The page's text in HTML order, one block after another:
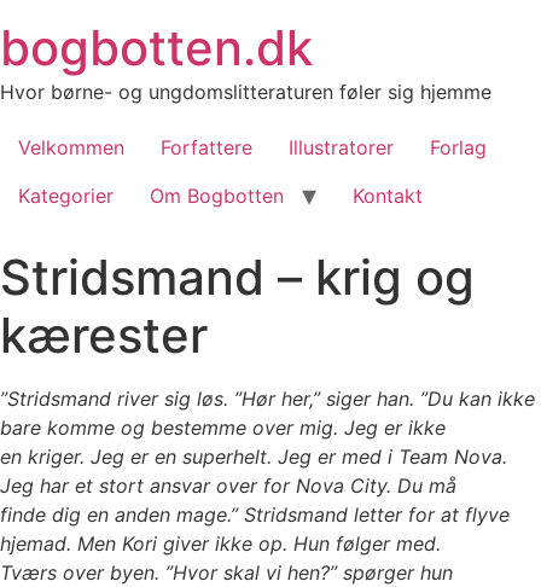
til
indhold
bogbotten.dk
Hvor børne- og ungdomslitteraturen føler sig hjemme
Velkommen Forfattere Illustratorer
Forlag
Kategorier
Om Bogbotten Kontakt
Stridsmand – krig og
kærester
”Stridsmand river sig løs. ”Hør her,” siger han. ”Du kan ikke
bare komme og bestemme over mig. Jeg er ikke
en kriger. Jeg er en superhelt. Jeg er med i Team Nova.
Jeg har et stort ansvar over for Nova City. Du må
finde dig en anden mage.” Stridsmand letter for at flyve
hjemad. Men Kori giver ikke op. Hun følger med.
Tværs over byen. ”Hvor skal vi hen?” spørger hun